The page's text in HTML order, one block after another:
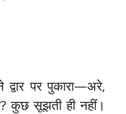
पर पुकारा—अरे,
कुछ सूझती ही नहीं।